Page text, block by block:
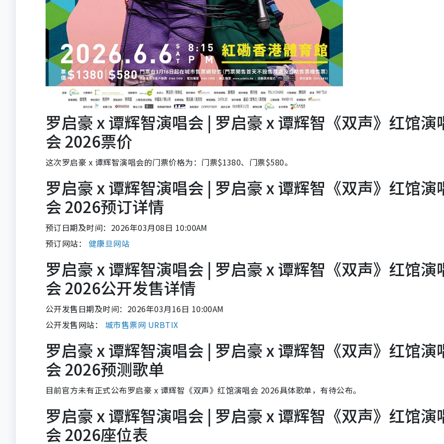
罗启豪 x 谭辉智演唱会 | 罗启豪 x 谭辉智《双声》红馆演
会 2026票价
这次罗启豪 x 谭辉智演唱会的门票价格为：门票$1380、门票$580。
罗启豪 x 谭辉智演唱会 | 罗启豪 x 谭辉智《双声》红馆演
会 2026预订详情
预订日期及时间：2026年03月08日 10:00AM
预订网站： 健康旦网站
罗启豪 x 谭辉智演唱会 | 罗启豪 x 谭辉智《双声》红馆演
会 2026公开发售详情
公开发售日期及时间：2026年03月16日 10:00AM
公开发售网站： 城市售票网 URBTIX
罗启豪 x 谭辉智演唱会 | 罗启豪 x 谭辉智《双声》红馆演
会 2026预测歌单
目前官方未有正式公布罗启豪 x 谭辉智《双声》红馆演唱会 2026具体歌单，有待公布。
罗启豪 x 谭辉智演唱会 | 罗启豪 x 谭辉智《双声》红馆演
会 2026座位表